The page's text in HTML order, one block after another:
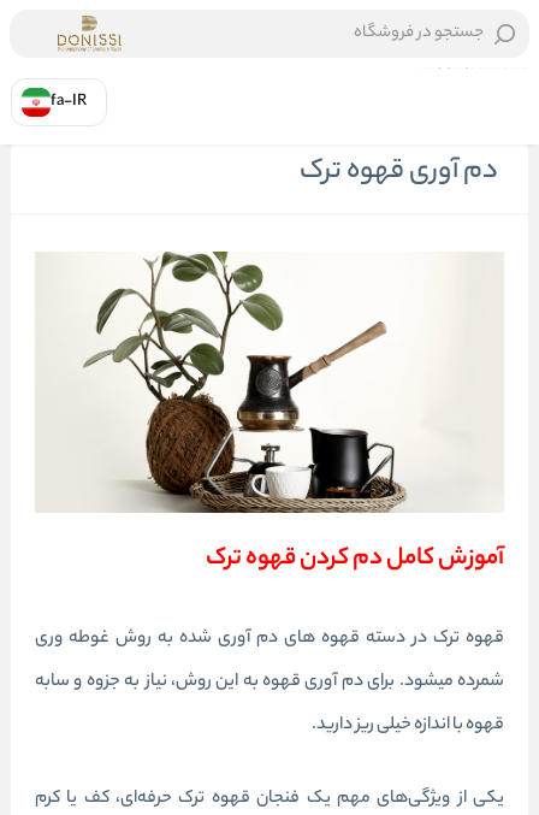
جستجو در فروشگاه
fa-IR
دم آوری قهوه ترک
آموزش کامل دم کردن قهوه ترک
قهوه ترک در دسته قهوه های دم آوری شده به روش غوطه وری
شمرده میشود. برای دم آوری قهوه به این روش، نیاز به جزوه و سابه
قهوه با اندازه خیلی ریز دارید.
یکی از ویژگی‌های مهم یک فنجان قهوه ترک حرفه‌ای، کف یا کرم